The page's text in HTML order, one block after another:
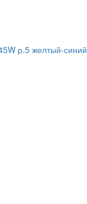
р.5 желтый-синий